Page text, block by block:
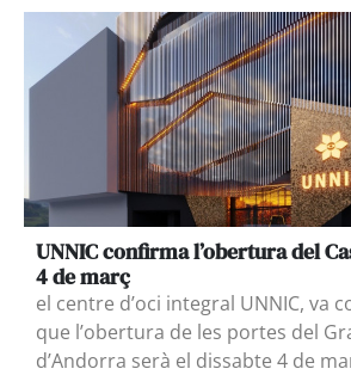
UNNIC confirma l’obertura del
4 de març
el centre d’oci integral UNNIC, va
que l’obertura de les portes del
d’Andorra serà el dissabte 4 de